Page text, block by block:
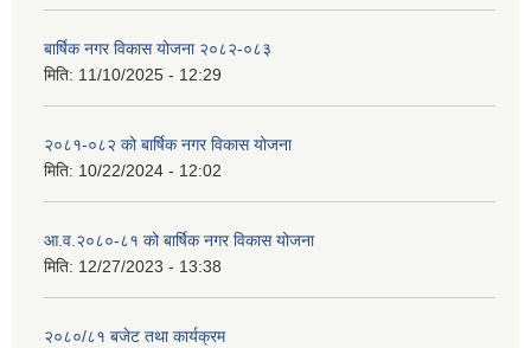
बार्षिक नगर विकास योजना २०८२-०८३
मिति: 11/10/2025 - 12:29
२०८१-०८२ को बार्षिक नगर विकास योजना
मिति: 10/22/2024 - 12:02
आ.व.२०८०-८१ को बार्षिक नगर विकास योजना
मिति: 12/27/2023 - 13:38
२०८०/८१ बजेट तथा कार्यक्रम